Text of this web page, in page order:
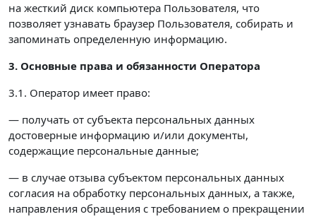
на жесткий диск компьютера Пользователя, что
позволяет узнавать браузер Пользователя, собирать и
запоминать определенную информацию.
3. Основные права и обязанности Оператора
3.1. Оператор имеет право:
— получать от субъекта персональных данных
достоверные информацию и/или документы,
содержащие персональные данные;
— в случае отзыва субъектом персональных данных
согласия на обработку персональных данных, а также,
направления обращения с требованием о прекращении